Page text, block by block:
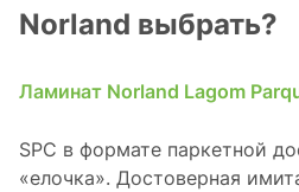
Norland выбрать?
Ламинат Norland Lagom
SPC в формате паркетной
«елочка». Достоверная